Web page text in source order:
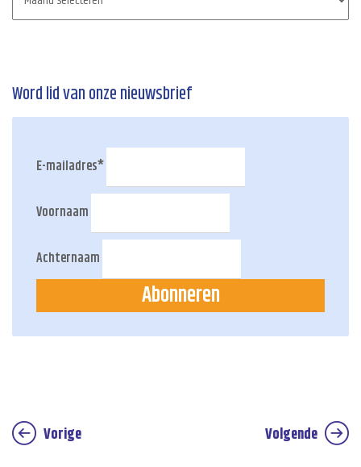
Word lid van onze nieuwsbrief
E-mailadres*
Voornaam
Achternaam
Abonneren
Vorige Volgende